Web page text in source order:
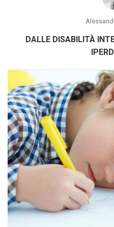
DALLE DISABILITÀ